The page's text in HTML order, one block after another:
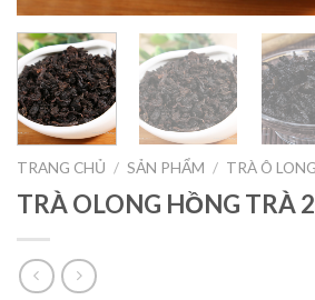
TRANG CHỦ / SẢN PHẨM / TRÀ Ô LONG
TRÀ OLONG HỒNG TRÀ